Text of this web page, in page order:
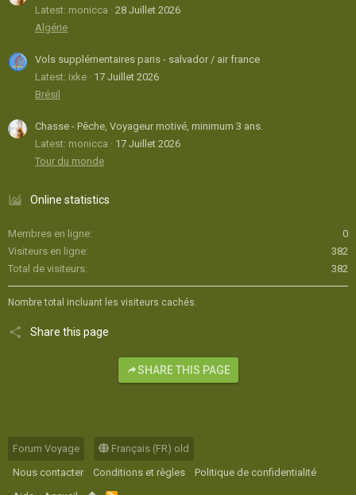
Latest: monicca
28 Juillet 2026
Algérie
Vols supplémentaires paris - salvador / air france
Latest: ixke
17 Juillet 2026
Brésil
Chasse - Pêche, Voyageur motivé, minimum 3 ans.
Latest: monicca
17 Juillet 2026
Tour du monde
Online statistics
Membres en ligne
0
Visiteurs en ligne
382
Total de visiteurs
382
Nombre total incluant les visiteurs cachés.
Share this page
SHARE THIS PAGE
Forum Voyage
Français (FR) old
Nous contacter
Conditions et règles
Politique de confidentialité